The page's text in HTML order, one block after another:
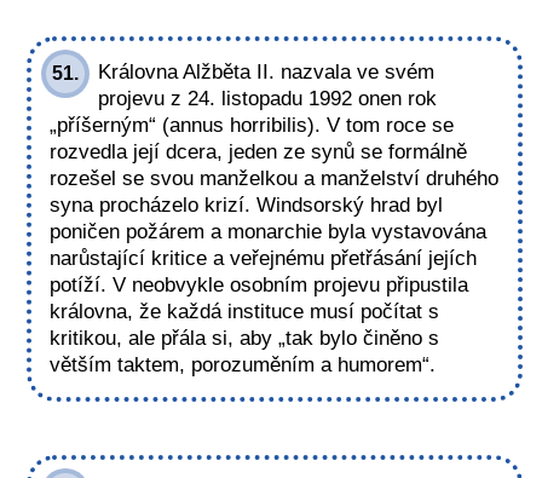
51.
Královna Alžběta II. nazvala ve svém
projevu z 24. listopadu 1992 onen rok
„příšerným“ (annus horribilis). V tom roce se
rozvedla její dcera, jeden ze synů se formálně
rozešel se svou manželkou a manželství druhého
syna procházelo krizí. Windsorský hrad byl
poničen požárem a monarchie byla vystavována
narůstající kritice a veřejnému přetřásání jejích
potíží. V neobvykle osobním projevu připustila
královna, že každá instituce musí počítat s
kritikou, ale přála si, aby „tak bylo činěno s
větším taktem, porozuměním a humorem“.